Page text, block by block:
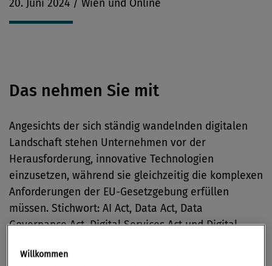
20. Juni 2024 / Wien und Online
Das nehmen Sie mit
Angesichts der sich ständig wandelnden digitalen
Landschaft stehen Unternehmen vor der
Herausforderung, innovative Technologien
einzusetzen, während sie gleichzeitig die komplexen
Anforderungen der EU-Gesetzgebung erfüllen
müssen. Stichwort: AI Act, Data Act, Data
Governance Act, Digital Services Act und Digital
Willkommen